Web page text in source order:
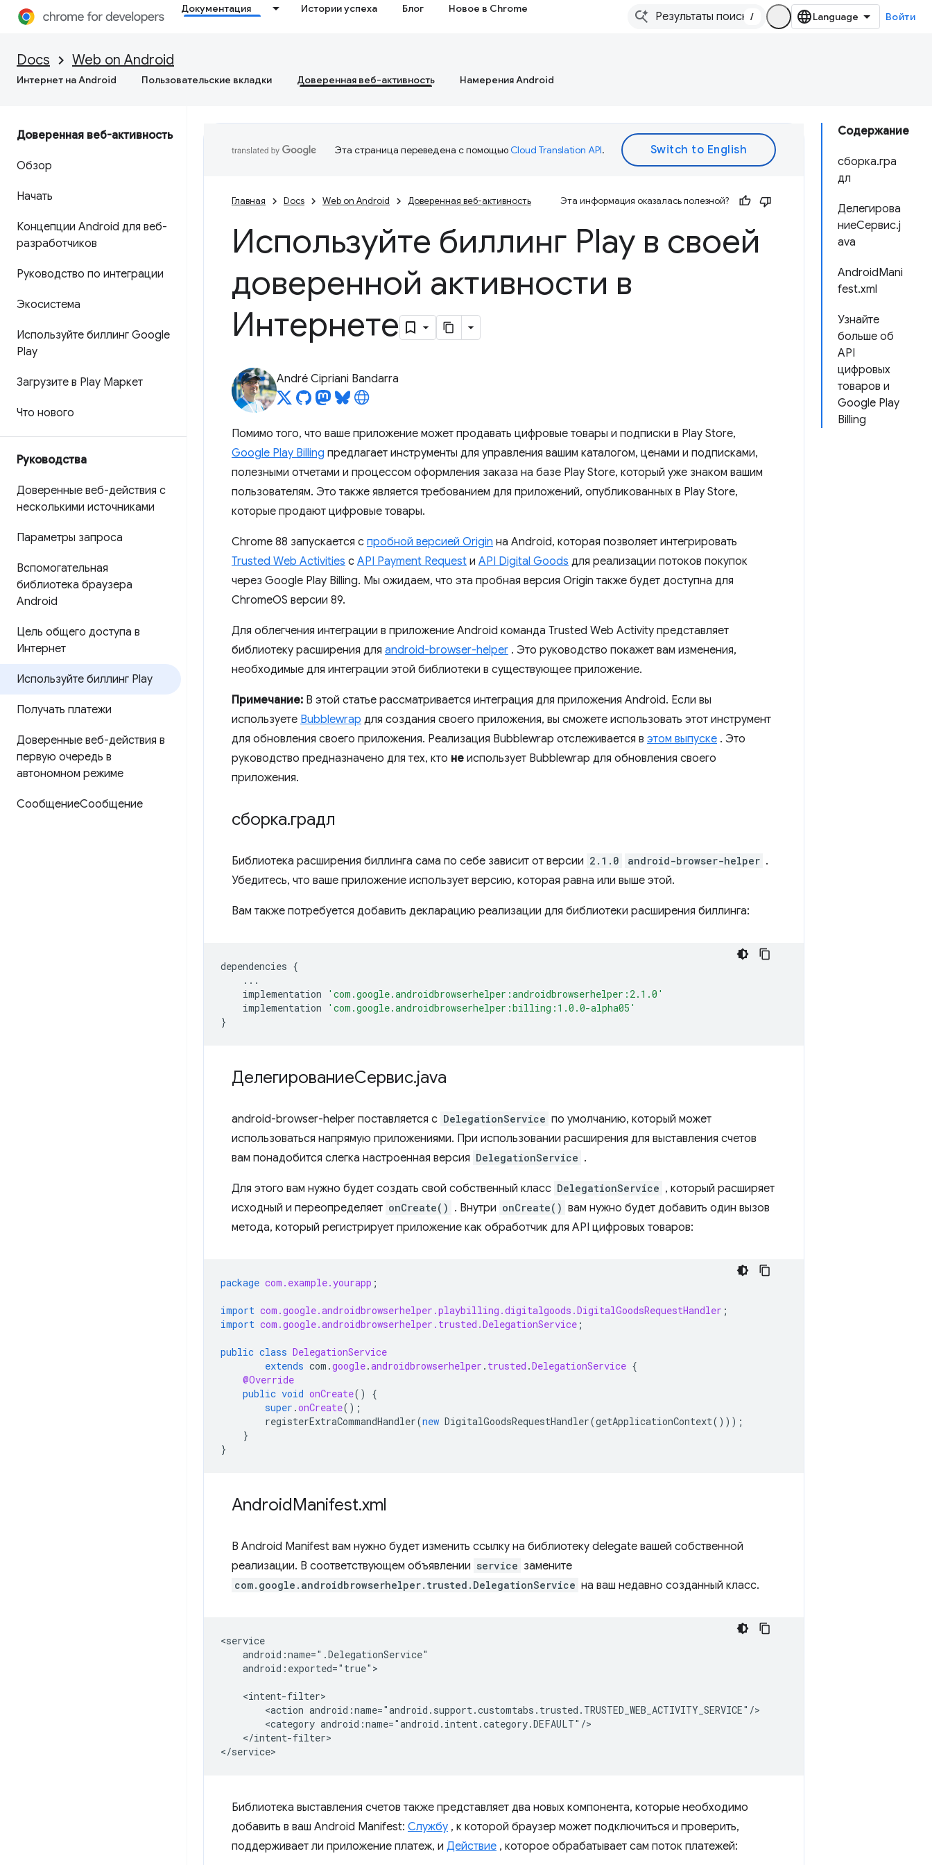
Документация Истории успеха Блог Новое в Chrome
/ Войти
Docs Web on Android
Интернет на Android Пользовательские вкладки Доверенная веб-активность Намерения Android
Доверенная веб-активность
Обзор
Начать
Концепции Android для веб-
разработчиков
Руководство по интеграции
Экосистема
Используйте биллинг Google
Play
Загрузите в Play Маркет
Что нового
Руководства
Доверенные веб-действия с
несколькими источниками
Параметры запроса
Вспомогательная
библиотека браузера
Android
Цель общего доступа в
Интернет
Используйте биллинг Play
Получать платежи
Доверенные веб-действия в
первую очередь в
автономном режиме
СообщениеСообщение
Содержание
сборка.гра
дл
Делегирова
ниеСервис.j
ava
AndroidMani
fest.xml
Узнайте
больше об
API
цифровых
товаров и
Google Play
Billing
Эта страница переведена с помощьюCloud Translation API.
Главная Docs Web on Android Доверенная веб-активность Эта информация оказалась полезной?
Используйте биллинг Play в своей
доверенной активности в
Интернете
André Cipriani Bandarra
Помимо того, что ваше приложение может продавать цифровые товары и подписки в Play Store,
Google Play Billing предлагает инструменты для управления вашим каталогом, ценами и подписками,
полезными отчетами и процессом оформления заказа на базе Play Store, который уже знаком вашим
пользователям. Это также является требованием для приложений, опубликованных в Play Store,
которые продают цифровые товары.
Chrome 88 запускается с пробной версией Origin на Android, которая позволяет интегрировать
Trusted Web Activities с API Payment Request и API Digital Goods для реализации потоков покупок
через Google Play Billing. Мы ожидаем, что эта пробная версия Origin также будет доступна для
ChromeOS версии 89.
Для облегчения интеграции в приложение Android команда Trusted Web Activity представляет
библиотеку расширения для android-browser-helper . Это руководство покажет вам изменения,
необходимые для интеграции этой библиотеки в существующее приложение.
Примечание: В этой статье рассматривается интеграция для приложения Android. Если вы
используете Bubblewrap для создания своего приложения, вы сможете использовать этот инструмент
для обновления своего приложения. Реализация Bubblewrap отслеживается в этом выпуске . Это
руководство предназначено для тех, кто не использует Bubblewrap для обновления своего
приложения.
сборка.градл
Библиотека расширения биллинга сама по себе зависит от версии 2.1.0 android-browser-helper .
Убедитесь, что ваше приложение использует версию, которая равна или выше этой.
Вам также потребуется добавить декларацию реализации для библиотеки расширения биллинга:
dependencies {
...
implementation
'com.google.androidbrowserhelper:androidbrowserhelper:2.1.0'
implementation
'com.google.androidbrowserhelper:billing:1.0.0-alpha05'
}
ДелегированиеСервис.java
android-browser-helper поставляется с DelegationService по умолчанию, который может
использоваться напрямую приложениями. При использовании расширения для выставления счетов
вам понадобится слегка настроенная версия DelegationService .
Для этого вам нужно будет создать свой собственный класс DelegationService , который расширяет
исходный и переопределяет onCreate() . Внутри onCreate() вам нужно будет добавить один вызов
метода, который регистрирует приложение как обработчик для API цифровых товаров:
package com.example.yourapp ;
import com.google.androidbrowserhelper.playbilling.digitalgoods.DigitalGoodsRequestHandler ;
import com.google.androidbrowserhelper.trusted.DelegationService ;
public class DelegationService
extends com .google.androidbrowserhelper . trusted .DelegationService {
@Override
public void onCreate()
{
super .onCreate();
registerExtraCommandHandler(new DigitalGoodsRequestHandler(getApplicationContext()));
}
}
AndroidManifest.xml
В Android Manifest вам нужно будет изменить ссылку на библиотеку delegate вашей собственной
реализации. В соответствующем объявлении service замените
com.google.androidbrowserhelper.trusted.DelegationService на ваш недавно созданный класс.
android:exported="true">
<action
<category
</intent-filter>
Библиотека выставления счетов также представляет два новых компонента, которые необходимо
добавить в ваш Android Manifest: Службу , к которой браузер может подключиться и проверить,
поддерживает ли приложение платеж, и Действие , которое обрабатывает сам поток платежей: